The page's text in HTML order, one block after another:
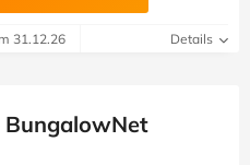
31.12.26 Details
BungalowNet